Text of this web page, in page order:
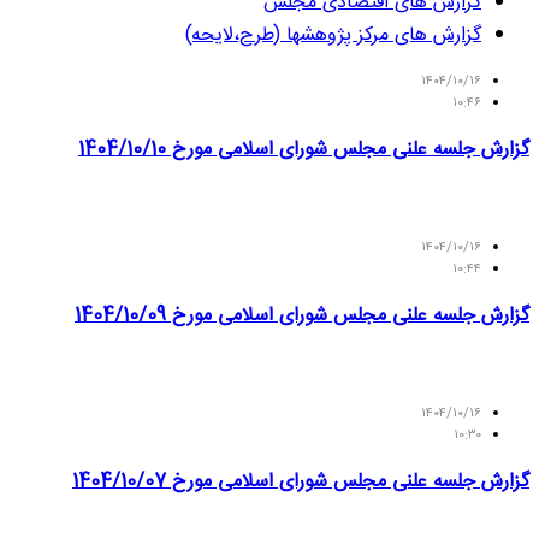
گزارش های مرکز پژوهشها (طرح،لایحه)
۱۴۰۴/۱۰/۱۶
۱۰:۴۶
گزارش جلسه علنی مجلس شورای اسلامی مورخ 1404/10/10
۱۴۰۴/۱۰/۱۶
۱۰:۴۴
گزارش جلسه علنی مجلس شورای اسلامی مورخ 1404/10/09
۱۴۰۴/۱۰/۱۶
۱۰:۳۰
گزارش جلسه علنی مجلس شورای اسلامی مورخ 1404/10/07